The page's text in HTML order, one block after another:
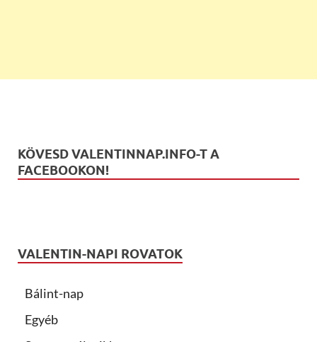
KÖVESD VALENTINNAP.INFO-T A
FACEBOOKON!
VALENTIN-NAPI ROVATOK
Bálint-nap
Egyéb